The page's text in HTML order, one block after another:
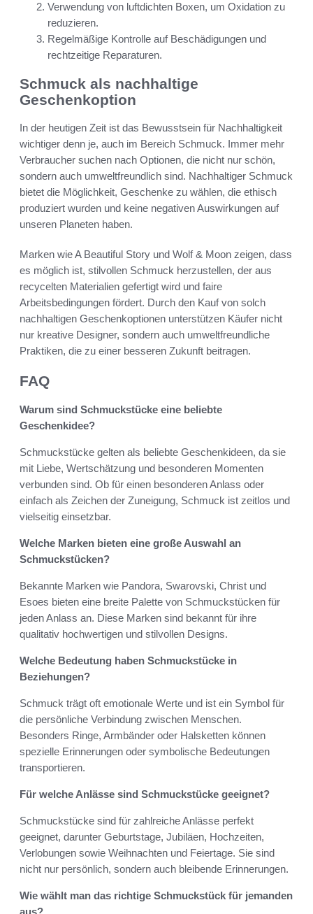
Verwendung von luftdichten Boxen, um Oxidation zu
reduzieren.
Regelmäßige Kontrolle auf Beschädigungen und
rechtzeitige Reparaturen.
Schmuck als nachhaltige
Geschenkoption
In der heutigen Zeit ist das Bewusstsein für Nachhaltigkeit
wichtiger denn je, auch im Bereich Schmuck. Immer mehr
Verbraucher suchen nach Optionen, die nicht nur schön,
sondern auch umweltfreundlich sind. Nachhaltiger Schmuck
bietet die Möglichkeit, Geschenke zu wählen, die ethisch
produziert wurden und keine negativen Auswirkungen auf
unseren Planeten haben.
Marken wie A Beautiful Story und Wolf & Moon zeigen, dass
es möglich ist, stilvollen Schmuck herzustellen, der aus
recycelten Materialien gefertigt wird und faire
Arbeitsbedingungen fördert. Durch den Kauf von solch
nachhaltigen Geschenkoptionen unterstützen Käufer nicht
nur kreative Designer, sondern auch umweltfreundliche
Praktiken, die zu einer besseren Zukunft beitragen.
FAQ
Warum sind Schmuckstücke eine beliebte
Geschenkidee?
Schmuckstücke gelten als beliebte Geschenkideen, da sie
mit Liebe, Wertschätzung und besonderen Momenten
verbunden sind. Ob für einen besonderen Anlass oder
einfach als Zeichen der Zuneigung, Schmuck ist zeitlos und
vielseitig einsetzbar.
Welche Marken bieten eine große Auswahl an
Schmuckstücken?
Bekannte Marken wie Pandora, Swarovski, Christ und
Esoes bieten eine breite Palette von Schmuckstücken für
jeden Anlass an. Diese Marken sind bekannt für ihre
qualitativ hochwertigen und stilvollen Designs.
Welche Bedeutung haben Schmuckstücke in
Beziehungen?
Schmuck trägt oft emotionale Werte und ist ein Symbol für
die persönliche Verbindung zwischen Menschen.
Besonders Ringe, Armbänder oder Halsketten können
spezielle Erinnerungen oder symbolische Bedeutungen
transportieren.
Für welche Anlässe sind Schmuckstücke geeignet?
Schmuckstücke sind für zahlreiche Anlässe perfekt
geeignet, darunter Geburtstage, Jubiläen, Hochzeiten,
Verlobungen sowie Weihnachten und Feiertage. Sie sind
nicht nur persönlich, sondern auch bleibende Erinnerungen.
Wie wählt man das richtige Schmuckstück für jemanden
aus?